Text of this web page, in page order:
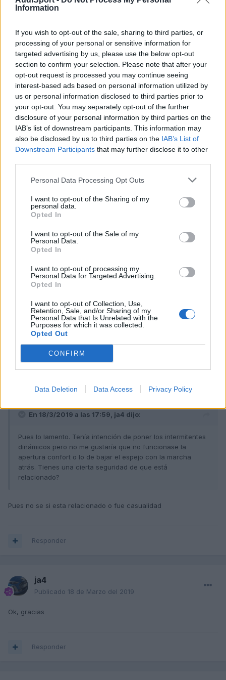
Information
If you wish to opt-out of the sale, sharing to third parties, or
processing of your personal or sensitive information for
targeted advertising by us, please use the below opt-out
section to confirm your selection. Please note that after your
opt-out request is processed you may continue seeing
interest-based ads based on personal information utilized by
us or personal information disclosed to third parties prior to
your opt-out. You may separately opt-out of the further
disclosure of your personal information by third parties on the
IAB’s list of downstream participants. This information may
also be disclosed by us to third parties on the IAB’s List of
Downstream Participants that may further disclose it to other
Personal Data Processing Opt Outs
I want to opt-out of the Sharing of my
personal data.
Opted In
I want to opt-out of the Sale of my
Personal Data.
Opted In
I want to opt-out of processing my
Personal Data for Targeted Advertising.
Opted In
I want to opt-out of Collection, Use,
Retention, Sale, and/or Sharing of my
Personal Data that Is Unrelated with the
Purposes for which it was collected.
Opted Out
CONFIRM
Data Deletion Data Access Privacy Policy
Comprueba que lo has hecho así:
Partiendo del cristal bajado, hay que subir el cristal,
soltar y luego volver a apretar 3 segundos el boton de
subir el cristal y quedan programados. Con esto se
debería solucionar y volvería a funcionar el
accionamiento confort.
Expand
Eso lo hice yo y se soluciono parte pero de que bajen y suban
con el mando no se soluciono
Responder
ja4
Publicado
Pues lo lamento. Tenía intención de poner los intermitentes
dinámicos pero no me gustaría que no funcionase la apertura
cierta seguridad de que está relacionado?
Responder
Publicado18 de Marzo del 2019
En 18/3/2019 a las 17:59, ja4 dijo:
Pues lo lamento. Tenía intención de poner los intermitentes
dinámicos pero no me gustaría que no funcionase la
apertura confort o lo de bajar el espejo con la marcha
atrás. Tienes una cierta seguridad de que está
relacionado?
Pues no se si esta relacionado o fue casualidad
Responder
ja4
Publicado 18 de Marzo del 2019
Ok, gracias
Responder